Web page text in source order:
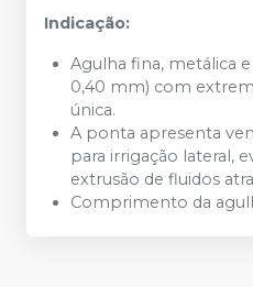
Indicação:
Agulha fina, metálica
0,40 mm) com
única.
A ponta apresenta
para irrigação lateral,
extrusão de fluidos
Comprimento da